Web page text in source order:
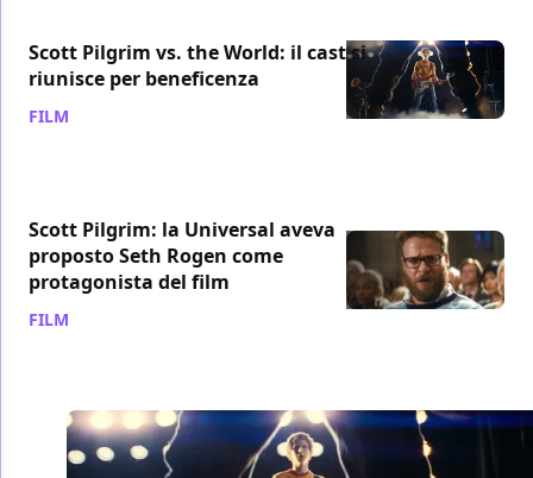
Scott Pilgrim vs. the World: il cast si
riunisce per beneficenza
FILM
Scott Pilgrim: la Universal aveva
proposto Seth Rogen come
protagonista del film
FILM